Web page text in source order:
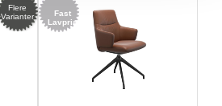
Flere
Varianter
Fast
Lavpris